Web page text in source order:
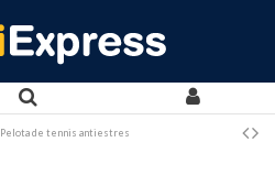
Pelota de tennis antiestres